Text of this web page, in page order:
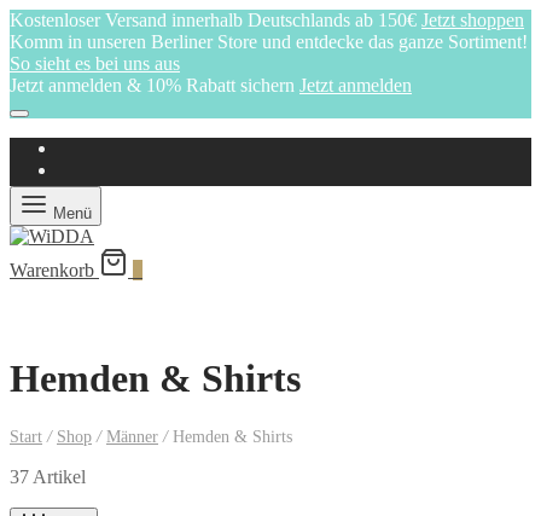
Kostenloser Versand innerhalb Deutschlands ab 150€ Jetzt shoppen
Komm in unseren Berliner Store und entdecke das ganze Sortiment!
So sieht es bei uns aus
Jetzt anmelden & 10% Rabatt sichern Jetzt anmelden
Menü
Warenkorb
Hemden & Shirts
Start / Shop / Männer /Hemden & Shirts
37 Artikel